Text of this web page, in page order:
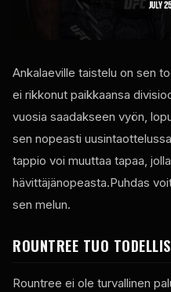
Ankalaeville taistelu on sen
ei rikkonut paikkaansa
vuosia saadakseen vyön,
sen nopeasti
tappio voi muuttaa tapaa,
hävittäjänopeasta.Puhdas
sen melun.
ROUNTREE TUO
Rountree ei ole turvallinen